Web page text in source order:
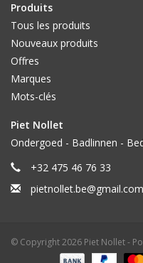
Produits
Tous les produits
Nouveaux produits
Offres
Marques
Mots-clés
Piet Nollet
Ondergoed - Badlinnen -
+32 475 46 76 33
pietnollet.be@gmail.com
© Copyright 2026 Piet Nollet -